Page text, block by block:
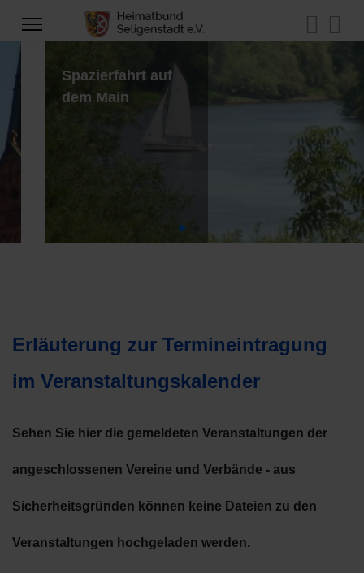
Spazierfahrt auf
dem Main
Erläuterung zur Termineintragung
im Veranstaltungskalender
Sehen Sie hier die gemeldeten Veranstaltungen der
angeschlossenen Vereine und Verbände - aus
Sicherheitsgründen können keine Dateien zu den
Veranstaltungen hochgeladen werden.